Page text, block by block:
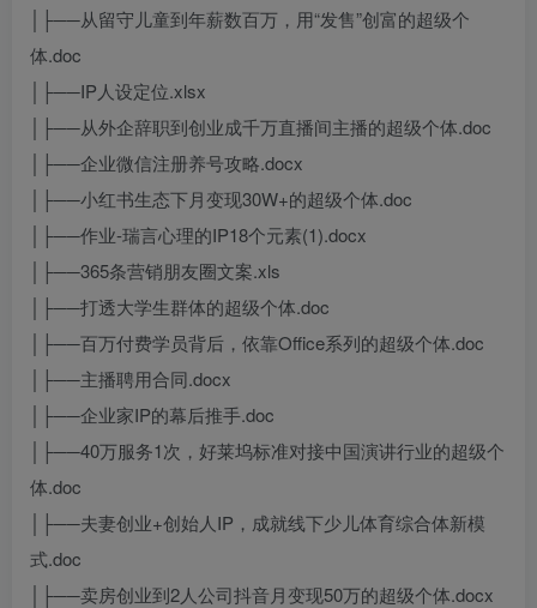
│├──从留守儿童到年薪数百万，用“发售”创富的超级个
体.doc
│├──IP人设定位.xlsx
│├──从外企辞职到创业成千万直播间主播的超级个体.doc
│├──企业微信注册养号攻略.docx
│├──小红书生态下月变现30W+的超级个体.doc
│├──作业-瑞言心理的IP18个元素(1).docx
│├──365条营销朋友圈文案.xls
│├──打透大学生群体的超级个体.doc
│├──百万付费学员背后，依靠Office系列的超级个体.doc
│├──主播聘用合同.docx
│├──企业家IP的幕后推手.doc
│├──40万服务1次，好莱坞标准对接中国演讲行业的超级个
体.doc
│├──夫妻创业+创始人IP，成就线下少儿体育综合体新模
式.doc
│├──卖房创业到2人公司抖音月变现50万的超级个体.docx